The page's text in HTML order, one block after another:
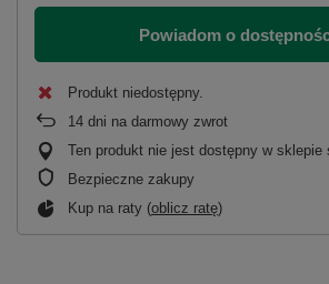
Powiadom o
Produkt niedostępny
14 dni na darmowy zwrot
Ten produkt nie jest dostępny w sklepie
Bezpieczne zakupy
Kup na raty (oblicz ratę)